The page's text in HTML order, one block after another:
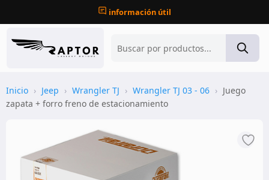
información útil
Inicio › Jeep › Wrangler TJ › Wrangler TJ 03 - 06 › Juego
zapata + forro freno de estacionamiento